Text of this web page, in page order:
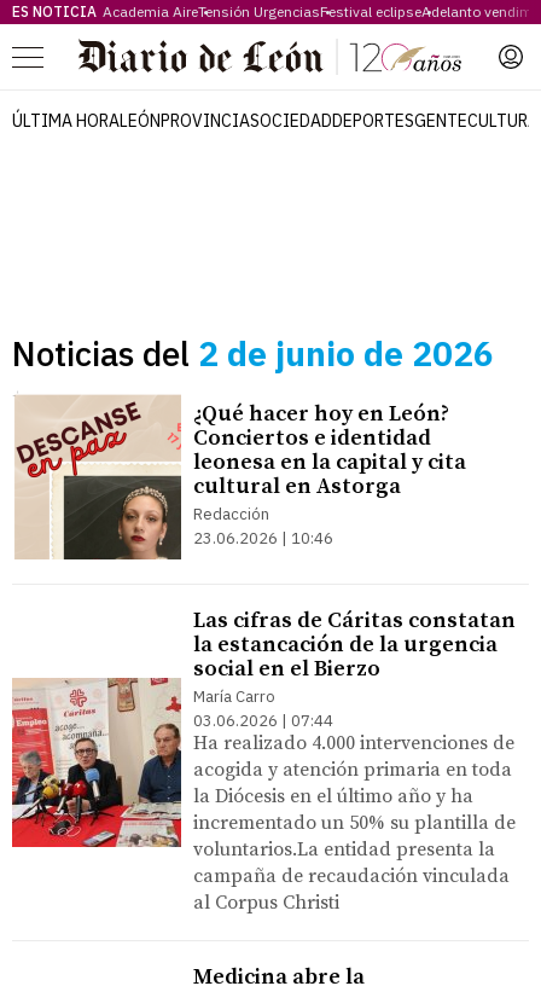
ES NOTICIA Academia AireTensión UrgenciasFestival eclipseAdelanto
Menú
ÚLTIMA HORALEÓNPROVINCIASOCIEDADDEPORTESGENTECULTURA
Noticias del 2 de junio de 2026
¿Qué hacer hoy en León?
Conciertos e identidad
leonesa en la capital y cita
cultural en Astorga
Redacción
23.06.2026 | 10:46
Las cifras de Cáritas constatan
la estancación de la urgencia
social en el Bierzo
María Carro
03.06.2026 | 07:44
Ha realizado 4.000 intervenciones de
acogida y atención primaria en toda
la Diócesis en el último año y ha
incrementado un 50% su plantilla de
voluntarios.La entidad presenta la
campaña de recaudación vinculada
al Corpus Christi
Medicina abre la